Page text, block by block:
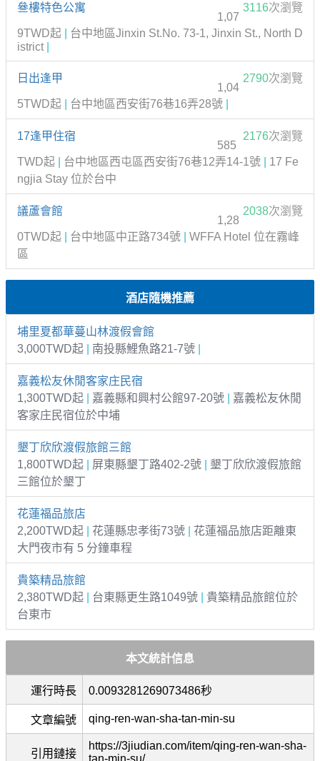
叄樓特色公寓 3116次瀏覽
1,07
9TWD起
台中地區Jinxin St.No. 73-1, Jinxin St., North D
istrict
日出逢甲 2790次瀏覽
1,04
5TWD起
台中地區西安街76巷16弄28號
17逢甲住宿 2176次瀏覽
585
TWD起
台中地區西屯區西安街76巷12弄14-1號
17 Fe
ngjia Stay 位於台中
議蘆會館 2038次瀏覽
1,28
0TWD起
台中地區中正路734號
WFFA Hotel 位在霧峰
區
酒店隨機推薦
埔里夏都華蔓山林渡假會館
3,000TWD起
南投縣鯉魚路21-7號
嘉義松友休閒客家庄民宿
1,300TWD起
嘉義縣和興村公館97-20號
嘉義松友休閒
客家庄民宿位於中埔
墾丁欣欣渡假旅館三館
1,800TWD起
屏東縣墾丁路402-2號
墾丁欣欣渡假旅館
三館位於墾丁
花蓮福品旅店
2,200TWD起
花蓮縣忠孝街73號
花蓮福品旅店距離東
大門夜市有 5 分鐘車程
貴築精品旅館
2,380TWD起
台東縣更生路1049號
貴築精品旅館位於
台東市
本文統計信息
運行時長 0.0093281269073486秒
文章編號 qing-ren-wan-sha-tan-min-su
引用鏈接
https://3jiudian.com/item/qing-ren-wan-sha-
tan-min-su/